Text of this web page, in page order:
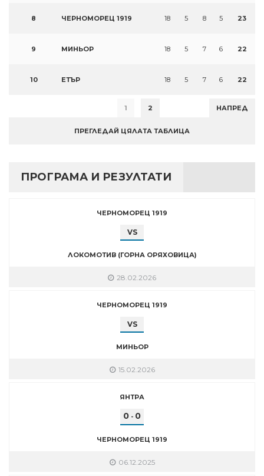
8 ЧЕРНОМОРЕЦ 1919 18 5 8 5 23
9 МИНЬОР 18 5 7 6 22
10 ЕТЪР 18 5 7 6 22
1 2 НАПРЕД
ПРЕГЛЕДАЙ ЦЯЛАТА ТАБЛИЦА
ПРОГРАМА И РЕЗУЛТАТИ
ЧЕРНОМОРЕЦ 1919
VS
ЛОКОМОТИВ (ГОРНА ОРЯХОВИЦА)
28.02.2026
ЧЕРНОМОРЕЦ 1919
VS
МИНЬОР
15.02.2026
ЯНТРА
0 - 0
ЧЕРНОМОРЕЦ 1919
06.12.2025